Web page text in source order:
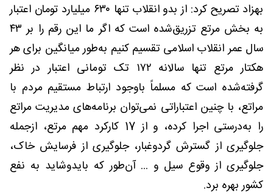
بهزاد تصریح کرد: از بدو انقلاب تنها ۶۳۰ میلیارد تومان اعتبار
به بخش مرتع تزریق‌شده است که اگر ما این رقم را بر ۴۳
سال عمر انقلاب اسلامی تقسیم کنیم به‌طور میانگین برای هر
هکتار مرتع تنها سالانه ۱۷۲ تک تومانی اعتبار در نظر
گرفته‌شده است که مسلماً باوجود ارتباط مستقیم مردم با
مراتع، با چنین اعتباراتی نمی‌توان برنامه‌های مدیریت مراتع
را به‌درستی اجرا کرده، و از 17 کارکرد مهم مرتع، ازجمله
جلوگیری از گسترش گردوغبار، جلوگیری از فرسایش خاک،
جلوگیری از وقوع سیل و ... آن‌طور که بایدوشاید به نفع
کشور بهره برد.